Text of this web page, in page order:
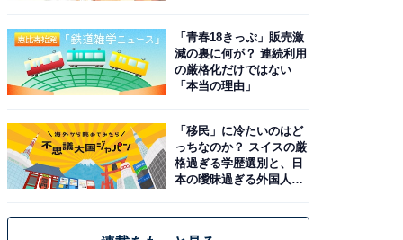
「青春18きっぷ」販売激
減の裏に何が？ 連続利用
の厳格化だけではない
「本当の理由」
「移民」に冷たいのはど
っちなのか？ スイスの厳
格過ぎる学歴選別と、日
本の曖昧過ぎる外国人政